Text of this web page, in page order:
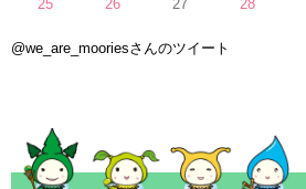
25
26 27 28
@we_are_mooriesさんのツイート